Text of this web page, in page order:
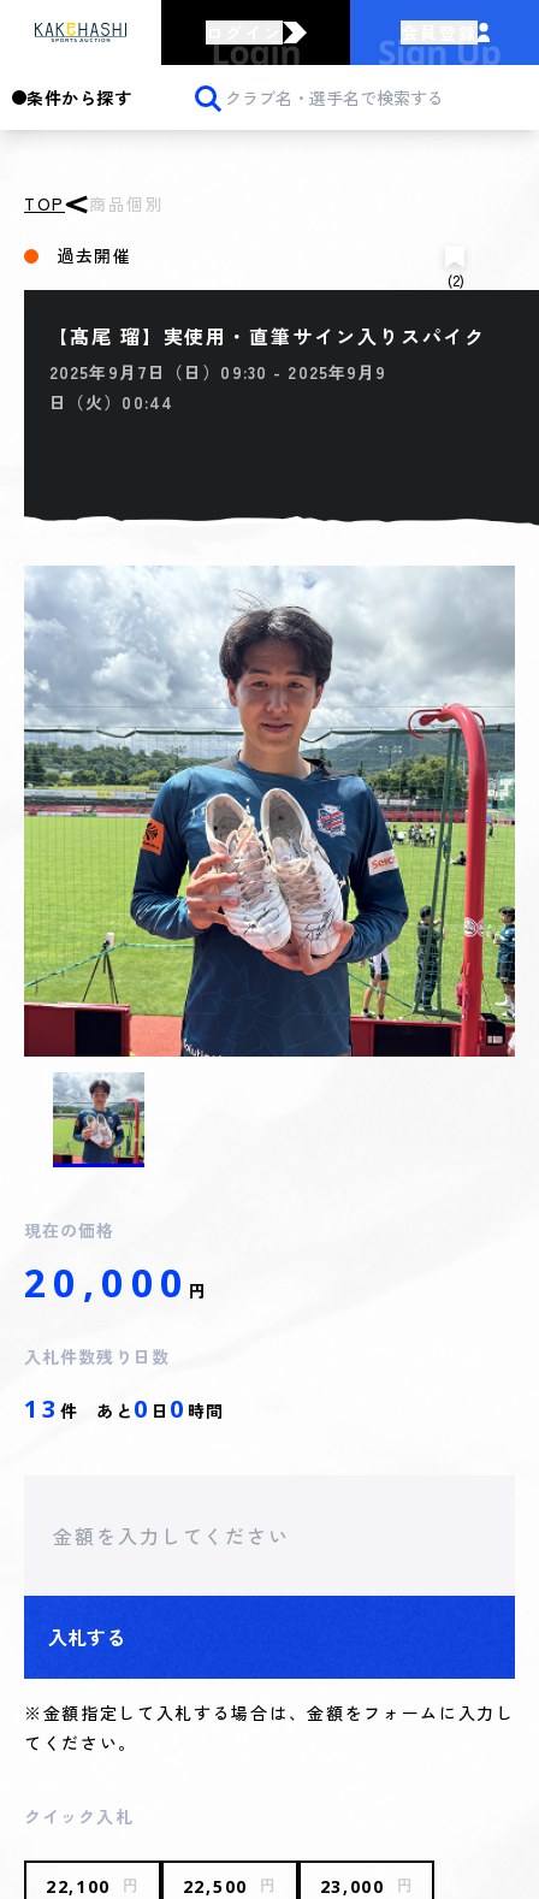
条件から探す
TOP 商品個別
過去開催
(2)
【髙尾 瑠】実使用・直筆サイン入りスパイク
2025年9月7日（日）09:30 - 2025年9月9
日（火）00:44
現在の価格
20,000 円
入札件数
13 件
残り日数
あと 0 日 0 時間
入札する
※金額指定して入札する場合は、金額をフォームに入力し
てください。
クイック入札
22,100 円 22,500 円 23,000 円